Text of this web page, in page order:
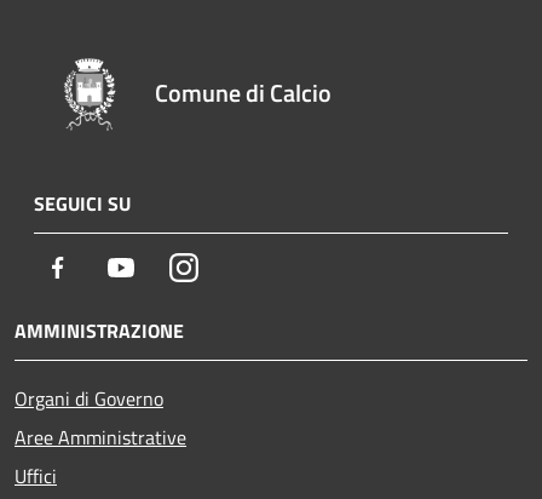
Comune di Calcio
SEGUICI SU
Facebook YoutubeInstagram
AMMINISTRAZIONE
Organi di Governo
Aree Amministrative
Uffici